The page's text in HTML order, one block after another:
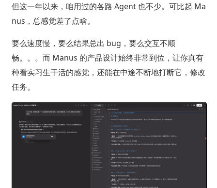
但这一年以来，咱用过的各路 Agent 也不少。可比起 Ma
nus，总感觉差了点啥。
要么速度慢，要么结果总出 bug，要么交互不顺
畅。。。而 Manus 的产品设计始终非常到位，让你真有
种看实习生干活的感觉，还能在中途不断地打断它，修改
任务。